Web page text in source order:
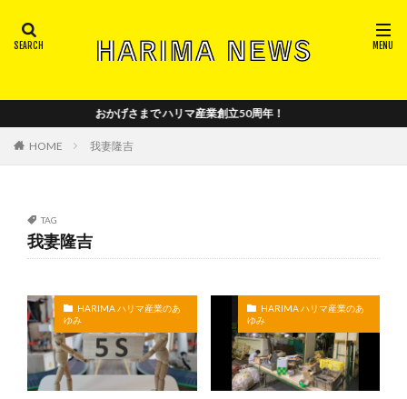
おかげさまで ハリマ産業創立50周年！
HOME 我妻隆吉
TAG
我妻隆吉
HARIMA ハリマ産業のあ
ゆみ
HARIMA ハリマ産業のあ
ゆみ
注目ワードから記事を探す
2018年_創刊号
2019_vol.5
2019_vol.6
2019_vol.7
2022_vol.19
パリ
ハリマの年表
ハリマロイヤルセレクション
パリ日本文化会館
フランス
メディア出演
中国の和室事情
中小企業基盤整備機構
全国襖工業会
商工組合中央金庫
小野章子